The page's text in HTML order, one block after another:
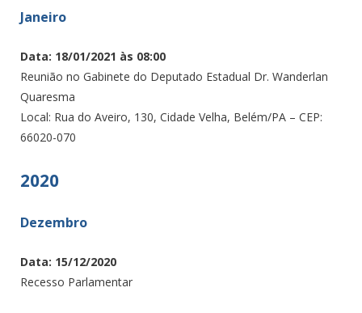
Janeiro
Data: 18/01/2021 às 08:00
Reunião no Gabinete do Deputado Estadual Dr. Wanderlan
Quaresma
Local: Rua do Aveiro, 130, Cidade Velha, Belém/PA – CEP:
66020-070
2020
Dezembro
Data: 15/12/2020
Recesso Parlamentar